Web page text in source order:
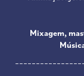
Mixagem,